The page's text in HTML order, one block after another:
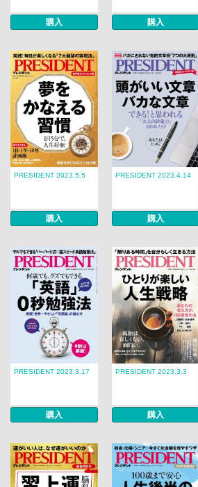
購入 購入
PRESIDENT 2023.5.5
購入
PRESIDENT 2023.4.14
購入
PRESIDENT 2023.3.17
購入
PRESIDENT 2023.3.3
購入